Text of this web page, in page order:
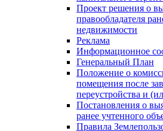
Проект решения о
правообладателя
недвижимости
Реклама
Информационное
Генеральный План
Положение о
помещения после
переустройства и
Постановления о
ранее учтенного
Правила